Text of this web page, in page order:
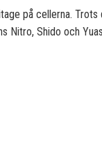
på cellerna.
Nitro, Shido och